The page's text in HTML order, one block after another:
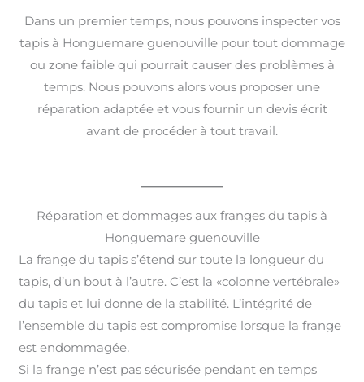
Dans un premier temps, nous pouvons inspecter vos
tapis à Honguemare guenouville pour tout dommage
ou zone faible qui pourrait causer des problèmes à
temps. Nous pouvons alors vous proposer une
réparation adaptée et vous fournir un devis écrit
avant de procéder à tout travail.
Réparation et dommages aux franges du tapis à
Honguemare guenouville
La frange du tapis s’étend sur toute la longueur du
tapis, d’un bout à l’autre. C’est la «colonne vertébrale»
du tapis et lui donne de la stabilité. L’intégrité de
l’ensemble du tapis est compromise lorsque la frange
est endommagée.
Si la frange n’est pas sécurisée pendant en temps